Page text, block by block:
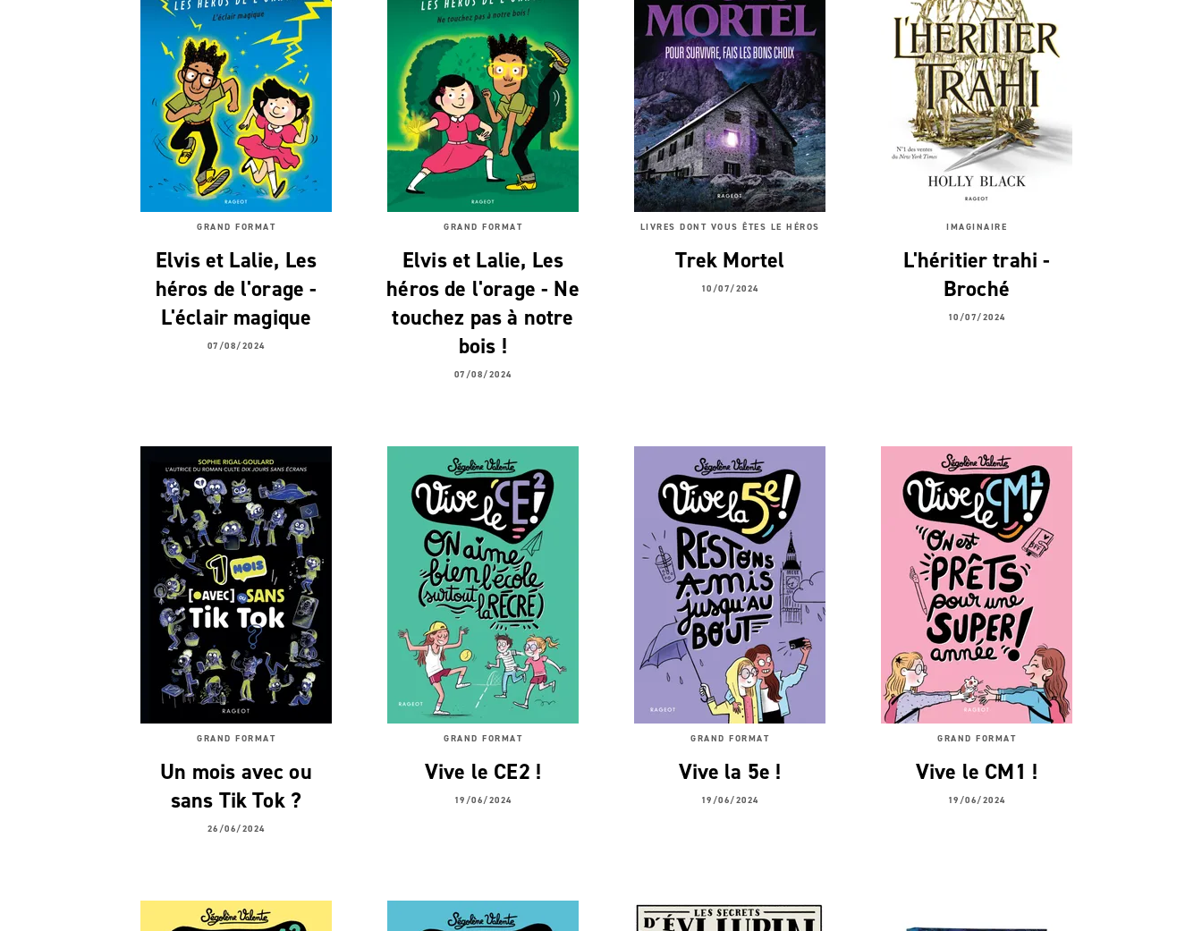
GRAND FORMAT
Elvis et Lalie, Les
héros de l'orage -
L'éclair magique
07/08/2024
GRAND FORMAT
Elvis et Lalie, Les
héros de l'orage - Ne
touchez pas à notre
bois !
07/08/2024
LIVRES DONT VOUS ÊTES LE HÉROS
Trek Mortel
10/07/2024
IMAGINAIRE
L'héritier trahi -
Broché
10/07/2024
GRAND FORMAT
Un mois avec ou
sans Tik Tok ?
26/06/2024
GRAND FORMAT
Vive le CE2 !
19/06/2024
GRAND FORMAT
Vive la 5e !
19/06/2024
GRAND FORMAT
Vive le CM1 !
19/06/2024